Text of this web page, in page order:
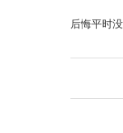
后悔平时